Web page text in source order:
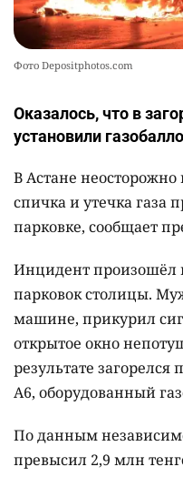
Фото Depositphotos.com
Оказалось, что в
установили
В Астане
спичка и утечка газа
парковке, сообщает
Инцидент произошёл
парковок столицы.
машине, прикурил
открытое окно
результате
A6, оборудованный
По данным
превысил 2,9 млн